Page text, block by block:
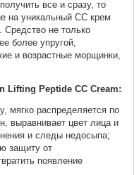
все и сразу, то
науникальный СС крем
не только
более упругой,
и возрастные морщинки,
Lifting Peptide CC Cream:
мягко распределяется по
выравнивает цвет лица и
и следы недосыпа;
защиту от
появление